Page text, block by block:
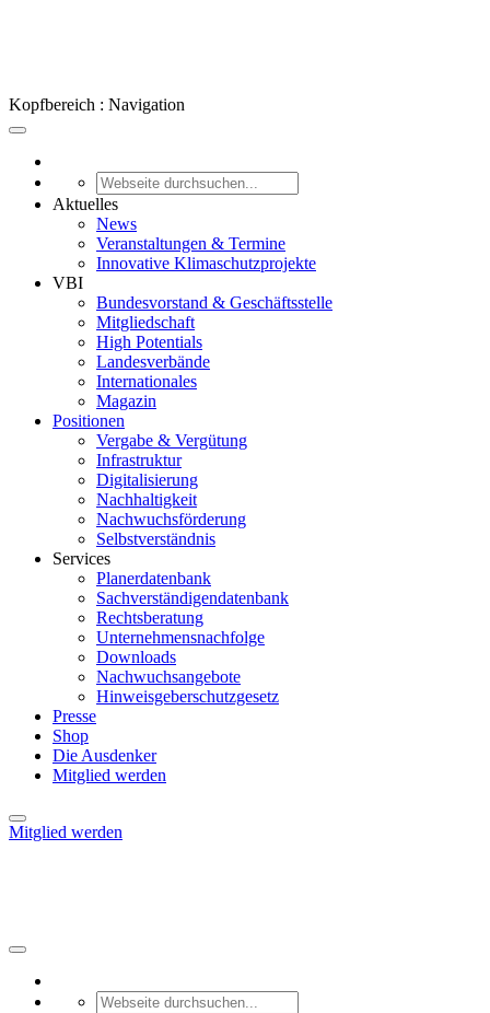
Kopfbereich : Navigation
Aktuelles
News
Veranstaltungen & Termine
Innovative Klimaschutzprojekte
VBI
Bundesvorstand & Geschäftsstelle
Mitgliedschaft
High Potentials
Landesverbände
Internationales
Magazin
Positionen
Vergabe & Vergütung
Infrastruktur
Digitalisierung
Nachhaltigkeit
Nachwuchsförderung
Selbstverständnis
Services
Planerdatenbank
Sachverständigendatenbank
Rechtsberatung
Unternehmensnachfolge
Downloads
Nachwuchsangebote
Hinweisgeberschutzgesetz
Presse
Shop
Die Ausdenker
Mitglied werden
Mitglied werden